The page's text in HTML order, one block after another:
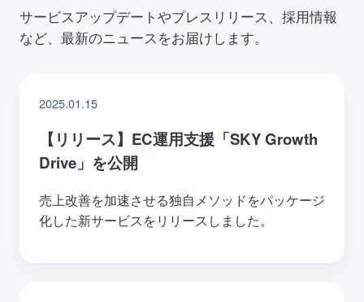
サービスアップデートやプレスリリース、採用情報
など、最新のニュースをお届けします。
2025.01.15
【リリース】EC運用支援「SKY Growth
Drive」を公開
売上改善を加速させる独自メソッドをパッケージ
化した新サービスをリリースしました。